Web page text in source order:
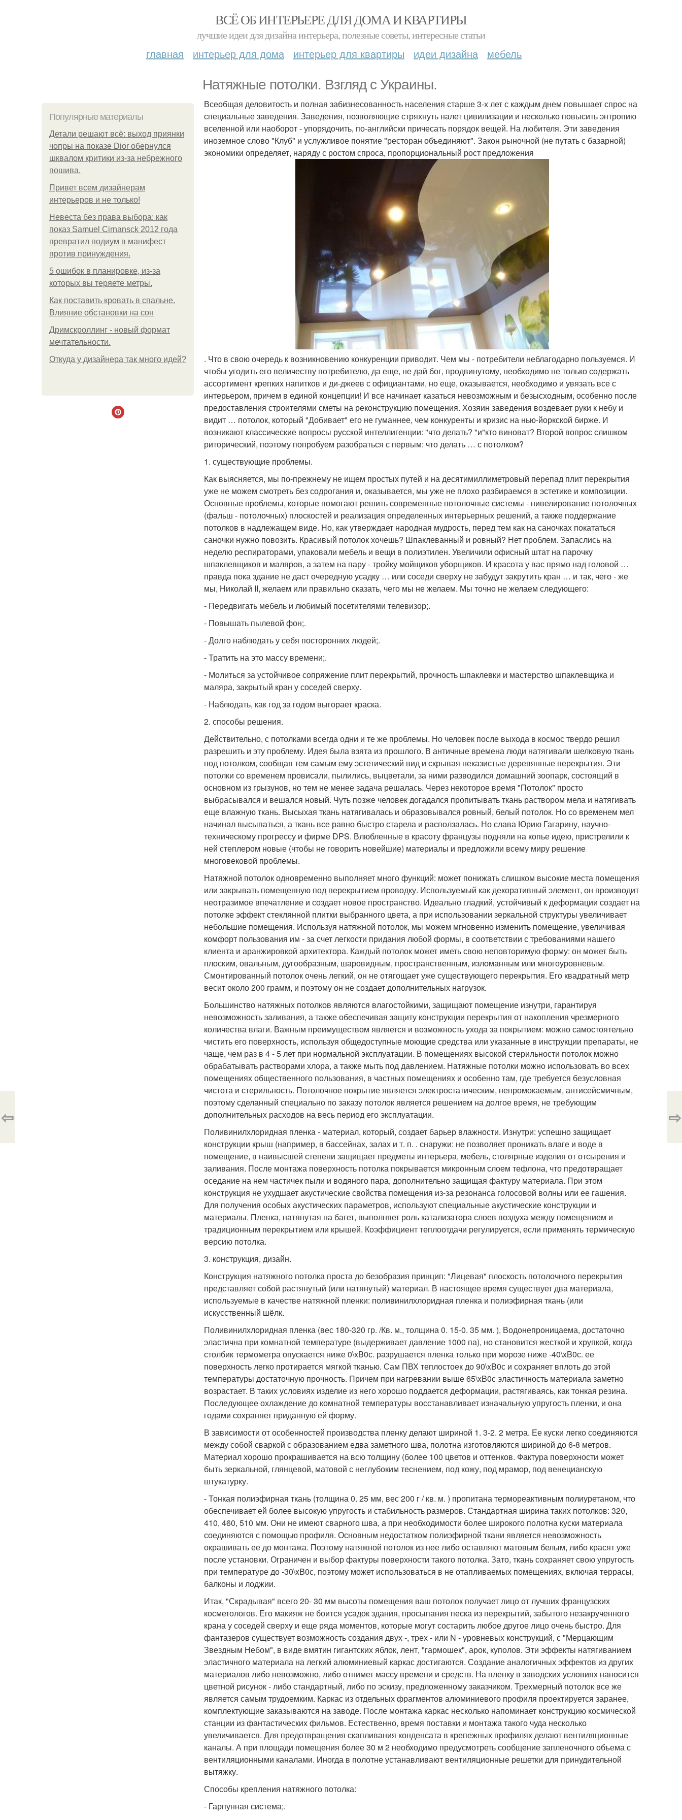
ВСЁ ОБ ИНТЕРЬЕРЕ ДЛЯ ДОМА И КВАРТИРЫ
лучшие идеи для дизайна интерьера, полезные советы, интересные статьи
главная интерьер для дома интерьер для квартиры идеи дизайна мебель
Натяжные потолки. Взгляд с Украины.
Популярные материалы
Детали решают всё: выход приянки
чопры на показе Dior обернулся
шквалом критики из-за небрежного
пошива.
Привет всем дизайнерам
интерьеров и не только!
Невеста без права выбора: как
показ Samuel Cirnansck 2012 года
превратил подиум в манифест
против принуждения.
5 ошибок в планировке, из-за
которых вы теряете метры.
Как поставить кровать в спальне.
Влияние обстановки на сон
Дримскроллинг - новый формат
мечтательности.
Откуда у дизайнера так много идей?
Всеобщая деловитость и полная забизнесованность населения старше 3-х лет с каждым днем повышает спрос на
специальные заведения. Заведения, позволяющие стряхнуть налет цивилизации и несколько повысить энтропию
вселенной или наоборот - упорядочить, по-английски причесать порядок вещей. На любителя. Эти заведения
иноземное слово "Клуб" и услужливое понятие "ресторан объединяют". Закон рыночной (не путать с базарной)
экономики определяет, наряду с ростом спроса, пропорциональный рост предложения
. Что в свою очередь к возникновению конкуренции приводит. Чем мы - потребители неблагодарно пользуемся. И
чтобы угодить его величеству потребителю, да еще, не дай бог, продвинутому, необходимо не только содержать
ассортимент крепких напитков и ди-джеев с официантами, но еще, оказывается, необходимо и увязать все с
интерьером, причем в единой концепции! И все начинает казаться невозможным и безысходным, особенно после
предоставления строителями сметы на реконструкцию помещения. Хозяин заведения воздевает руки к небу и
видит … потолок, который "Добивает" его не гуманнее, чем конкуренты и кризис на нью-йоркской бирже. И
возникают классические вопросы русской интеллигенции: "что делать? "и"кто виноват? Второй вопрос слишком
риторический, поэтому попробуем разобраться с первым: что делать … с потолком?
1. существующие проблемы.
Как выясняется, мы по-прежнему не ищем простых путей и на десятимиллиметровый перепад плит перекрытия
уже не можем смотреть без содрогания и, оказывается, мы уже не плохо разбираемся в эстетике и композиции.
Основные проблемы, которые помогают решить современные потолочные системы - нивелирование потолочных
(фальш - потолочных) плоскостей и реализация определенных интерьерных решений, а также поддержание
потолков в надлежащем виде. Но, как утверждает народная мудрость, перед тем как на саночках покататься
саночки нужно повозить. Красивый потолок хочешь? Шпаклеванный и ровный? Нет проблем. Запаслись на
неделю респираторами, упаковали мебель и вещи в полиэтилен. Увеличили офисный штат на парочку
шпаклевщиков и маляров, а затем на пару - тройку мойщиков уборщиков. И красота у вас прямо над головой …
правда пока здание не даст очередную усадку … или соседи сверху не забудут закрутить кран … и так, чего - же
мы, Николай II, желаем или правильно сказать, чего мы не желаем. Мы точно не желаем следующего:
- Передвигать мебель и любимый посетителями телевизор;.
- Повышать пылевой фон;.
- Долго наблюдать у себя посторонних людей;.
- Тратить на это массу времени;.
- Молиться за устойчивое сопряжение плит перекрытий, прочность шпаклевки и мастерство шпаклевщика и
маляра, закрытый кран у соседей сверху.
- Наблюдать, как год за годом выгорает краска.
2. способы решения.
Действительно, с потолками всегда одни и те же проблемы. Но человек после выхода в космос твердо решил
разрешить и эту проблему. Идея была взята из прошлого. В античные времена люди натягивали шелковую ткань
под потолком, сообщая тем самым ему эстетический вид и скрывая неказистые деревянные перекрытия. Эти
потолки со временем провисали, пылились, выцветали, за ними разводился домашний зоопарк, состоящий в
основном из грызунов, но тем не менее задача решалась. Через некоторое время "Потолок" просто
выбрасывался и вешался новый. Чуть позже человек догадался пропитывать ткань раствором мела и натягивать
еще влажную ткань. Высыхая ткань натягивалась и образовывался ровный, белый потолок. Но со временем мел
начинал высыпаться, а ткань все равно быстро старела и расползалась. Но слава Юрию Гагарину, научно-
техническому прогрессу и фирме DPS. Влюбленные в красоту французы подняли на копье идею, пристрелили к
ней степлером новые (чтобы не говорить новейшие) материалы и предложили всему миру решение
многовековой проблемы.
Натяжной потолок одновременно выполняет много функций: может понижать слишком высокие места помещения
или закрывать помещенную под перекрытием проводку. Используемый как декоративный элемент, он производит
неотразимое впечатление и создает новое пространство. Идеально гладкий, устойчивый к деформации создает на
потолке эффект стеклянной плитки выбранного цвета, а при использовании зеркальной структуры увеличивает
небольшие помещения. Используя натяжной потолок, мы можем мгновенно изменить помещение, увеличивая
комфорт пользования им - за счет легкости придания любой формы, в соответствии с требованиями нашего
клиента и аранжировкой архитектора. Каждый потолок может иметь свою неповторимую форму: он может быть
плоским, овальным, дугообразным, шаровидным, пространственным, изломанным или многоуровневым.
Смонтированный потолок очень легкий, он не отягощает уже существующего перекрытия. Его квадратный метр
весит около 200 грамм, и поэтому он не создает дополнительных нагрузок.
Большинство натяжных потолков являются влагостойкими, защищают помещение изнутри, гарантируя
невозможность заливания, а также обеспечивая защиту конструкции перекрытия от накопления чрезмерного
количества влаги. Важным преимуществом является и возможность ухода за покрытием: можно самостоятельно
чистить его поверхность, используя общедоступные моющие средства или указанные в инструкции препараты, не
чаще, чем раз в 4 - 5 лет при нормальной эксплуатации. В помещениях высокой стерильности потолок можно
обрабатывать растворами хлора, а также мыть под давлением. Натяжные потолки можно использовать во всех
помещениях общественного пользования, в частных помещениях и особенно там, где требуется безусловная
чистота и стерильность. Потолочное покрытие является электростатическим, непромокаемым, антисейсмичным,
поэтому сделанный специально по заказу потолок является решением на долгое время, не требующим
дополнительных расходов на весь период его эксплуатации.
Поливинилхлоридная пленка - материал, который, создает барьер влажности. Изнутри: успешно защищает
конструкции крыш (например, в бассейнах, залах и т. п. . снаружи: не позволяет проникать влаге и воде в
помещение, в наивысшей степени защищает предметы интерьера, мебель, столярные изделия от отсырения и
заливания. После монтажа поверхность потолка покрывается микронным слоем тефлона, что предотвращает
оседание на нем частичек пыли и водяного пара, дополнительно защищая фактуру материала. При этом
конструкция не ухудшает акустические свойства помещения из-за резонанса голосовой волны или ее гашения.
Для получения особых акустических параметров, используют специальные акустические конструкции и
материалы. Пленка, натянутая на багет, выполняет роль катализатора слоев воздуха между помещением и
традиционным перекрытием или крышей. Коэффициент теплоотдачи регулируется, если применять термическую
версию потолка.
3. конструкция, дизайн.
Конструкция натяжного потолка проста до безобразия принцип: "Лицевая" плоскость потолочного перекрытия
представляет собой растянутый (или натянутый) материал. В настоящее время существует два материала,
используемые в качестве натяжной пленки: поливинилхлоридная пленка и полиэфирная ткань (или
искусственный шёлк.
Поливинилхлоридная пленка (вес 180-320 гр. /Кв. м., толщина 0. 15-0. 35 мм. ), Водонепроницаема, достаточно
эластична при комнатной температуре (выдерживает давление 1000 па), но становится жесткой и хрупкой, когда
столбик термометра опускается ниже 0\xB0с. разрушается пленка только при морозе ниже -40\xB0с. ее
поверхность легко протирается мягкой тканью. Сам ПВХ теплостоек до 90\xB0с и сохраняет вплоть до этой
температуры достаточную прочность. Причем при нагревании выше 65\xB0с эластичность материала заметно
возрастает. В таких условиях изделие из него хорошо поддается деформации, растягиваясь, как тонкая резина.
Последующее охлаждение до комнатной температуры восстанавливает изначальную упругость пленки, и она
годами сохраняет приданную ей форму.
В зависимости от особенностей производства пленку делают шириной 1. 3-2. 2 метра. Ее куски легко соединяются
между собой сваркой с образованием едва заметного шва, полотна изготовляются шириной до 6-8 метров.
Материал хорошо прокрашивается на всю толщину (более 100 цветов и оттенков. Фактура поверхности может
быть зеркальной, глянцевой, матовой с неглубоким теснением, под кожу, под мрамор, под венецианскую
штукатурку.
- Тонкая полиэфирная ткань (толщина 0. 25 мм, вес 200 г / кв. м. ) пропитана термореактивным полиуретаном, что
обеспечивает ей более высокую упругость и стабильность размеров. Стандартная ширина таких потолков: 320,
410, 460, 510 мм. Они не имеют сварного шва, а при необходимости более широкого полотна куски материала
соединяются с помощью профиля. Основным недостатком полиэфирной ткани является невозможность
окрашивать ее до монтажа. Поэтому натяжной потолок из нее либо оставляют матовым белым, либо красят уже
после установки. Ограничен и выбор фактуры поверхности такого потолка. Зато, ткань сохраняет свою упругость
при температуре до -30\xB0с, поэтому может использоваться в не отапливаемых помещениях, включая террасы,
балконы и лоджии.
Итак, "Скрадывая" всего 20- 30 мм высоты помещения ваш потолок получает лицо от лучших французских
косметологов. Его макияж не боится усадок здания, просыпания песка из перекрытий, забытого незакрученного
крана у соседей сверху и еще ряда моментов, которые могут состарить любое другое лицо очень быстро. Для
фантазеров существует возможность создания двух -, трех - или N - уровневых конструкций, с "Мерцающим
Звездным Небом", в виде вмятин гигантских яблок, лент, "гармошек", арок, куполов. Эти эффекты натягиванием
эластичного материала на легкий алюминиевый каркас достигаются. Создание аналогичных эффектов из других
материалов либо невозможно, либо отнимет массу времени и средств. На пленку в заводских условиях наносится
цветной рисунок - либо стандартный, либо по эскизу, предложенному заказчиком. Трехмерный потолок все же
является самым трудоемким. Каркас из отдельных фрагментов алюминиевого профиля проектируется заранее,
комплектующие заказываются на заводе. После монтажа каркас несколько напоминает конструкцию космической
станции из фантастических фильмов. Естественно, время поставки и монтажа такого чуда несколько
увеличивается. Для предотвращения скапливания конденсата в крепежных профилях делают вентиляционные
каналы. А при площади помещения более 30 м 2 необходимо предусмотреть сообщение запленочного объема с
вентиляционными каналами. Иногда в полотне устанавливают вентиляционные решетки для принудительной
вытяжку.
Способы крепления натяжного потолка:
- Гарпунная система;.
⇦ ⇨